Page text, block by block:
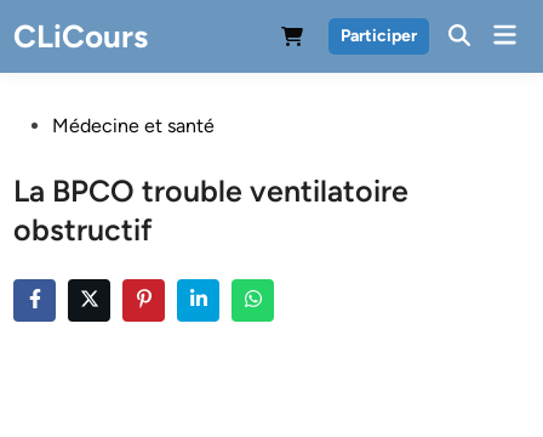
to
content
CLiCours Participer
PostedMédecine et santé
La BPCO trouble ventilatoire
obstructif